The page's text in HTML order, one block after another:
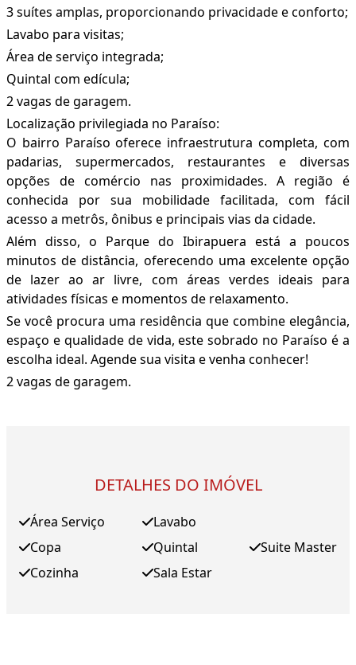
3 suítes amplas, proporcionando privacidade e conforto;
Lavabo para visitas;
Área de serviço integrada;
Quintal com edícula;
2 vagas de garagem.
Localização privilegiada no Paraíso:
O bairro Paraíso oferece infraestrutura completa, com
padarias, supermercados, restaurantes e diversas
opções de comércio nas proximidades. A região é
conhecida por sua mobilidade facilitada, com fácil
acesso a metrôs, ônibus e principais vias da cidade.
Além disso, o Parque do Ibirapuera está a poucos
minutos de distância, oferecendo uma excelente opção
de lazer ao ar livre, com áreas verdes ideais para
atividades físicas e momentos de relaxamento.
Se você procura uma residência que combine elegância,
espaço e qualidade de vida, este sobrado no Paraíso é a
escolha ideal. Agende sua visita e venha conhecer!
2 vagas de garagem.
DETALHES DO IMÓVEL
Área Serviço
Copa
Cozinha
Lavabo
Quintal
Sala Estar
Suite Master